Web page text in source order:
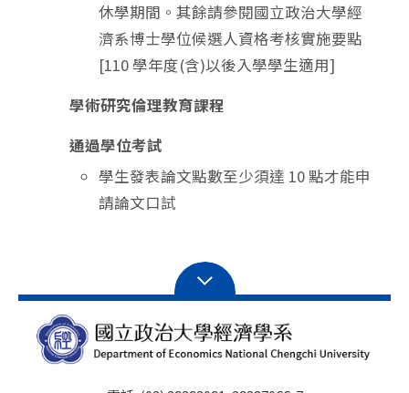
休學期間。其餘請參閱國立政治大學經
濟系博士學位候選人資格考核實施要點
[110 學年度(含)以後入學學生適用]
學術研究倫理教育課程
通過學位考試
學生發表論文點數至少須達 10 點才能申
請論文口試